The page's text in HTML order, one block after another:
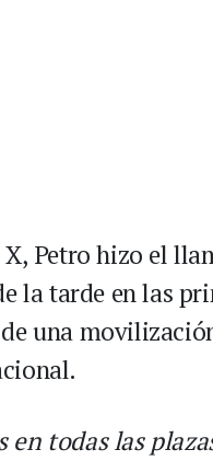
Petro hizo el
la tarde en las
una
en todas las